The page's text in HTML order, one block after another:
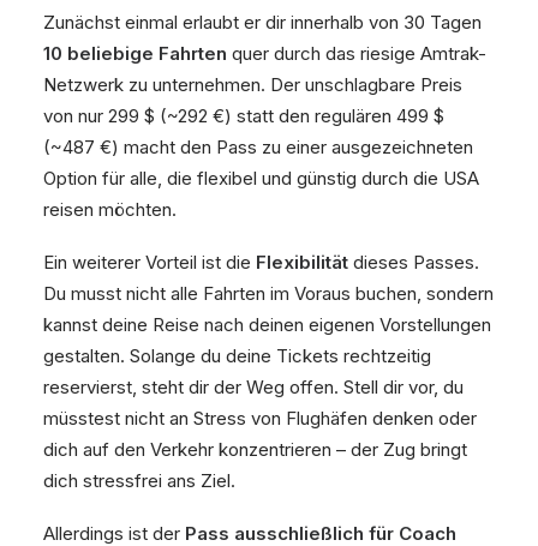
Zunächst einmal erlaubt er dir innerhalb von 30 Tagen
10 beliebige Fahrten quer durch das riesige Amtrak-
Netzwerk zu unternehmen. Der unschlagbare Preis
von nur 299 $ (~292 €) statt den regulären 499 $
(~487 €) macht den Pass zu einer ausgezeichneten
Option für alle, die flexibel und günstig durch die USA
reisen möchten.
Ein weiterer Vorteil ist die Flexibilität dieses Passes.
Du musst nicht alle Fahrten im Voraus buchen, sondern
kannst deine Reise nach deinen eigenen Vorstellungen
gestalten. Solange du deine Tickets rechtzeitig
reservierst, steht dir der Weg offen. Stell dir vor, du
müsstest nicht an Stress von Flughäfen denken oder
dich auf den Verkehr konzentrieren – der Zug bringt
dich stressfrei ans Ziel.
Allerdings ist der Pass ausschließlich für Coach